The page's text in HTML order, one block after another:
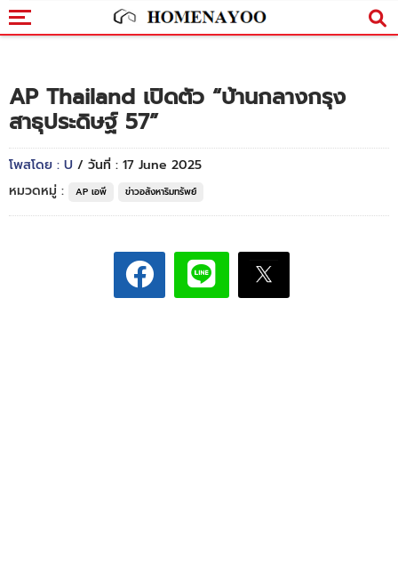
AP Thailand เปิดตัว “บ้านกลางกรุง
สาธุประดิษฐ์ 57”
โพสโดย : U / วันที่ : 17 June 2025
หมวดหมู่ :
AP เอพี ข่าวอสังหาริมทรัพย์